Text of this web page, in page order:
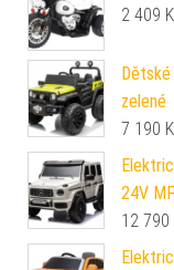
2 409
zelené
7 190
24V
12 790